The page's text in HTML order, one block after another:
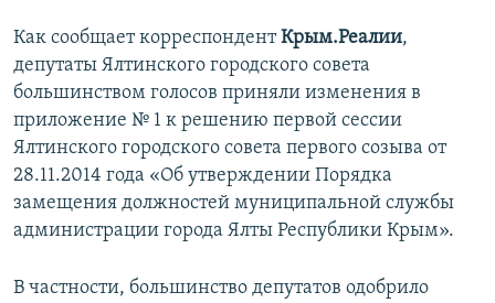
ПОБЕДИТЕЛЕЙ НЕ СУДЯТ?
КРЫМ.НЕПОКОРЕННЫЙ
УКРАИНСКАЯ ПРОБЛЕМА КРЫМА
ПРИСОЕДИНЯЙТЕСЬ!
Все сайты RFE/RL
Как сообщает корреспондентКрым.Реалии,
депутаты Ялтинского городского совета
большинством голосов приняли изменения в
приложение № 1 к решению первой сессии
Ялтинского городского совета первого созыва от
28.11.2014 года «Об утверждении Порядка
замещения должностей муниципальной службы
администрации города Ялты Республики Крым».
В частности, большинство депутатов одобрило